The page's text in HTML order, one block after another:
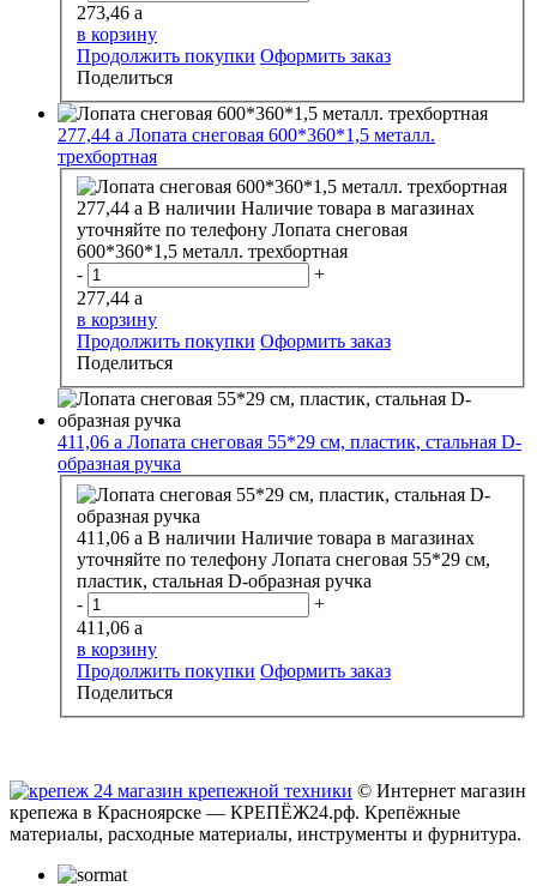
273,46 a
в корзину
Продолжить покупки Оформить заказ
Поделиться
277,44 a Лопата снеговая 600*360*1,5 металл.
трехбортная
277,44 a В наличии Наличие товара в магазинах
уточняйте по телефону Лопата снеговая
600*360*1,5 металл. трехбортная
-
+
277,44 a
в корзину
Продолжить покупки Оформить заказ
Поделиться
411,06 a Лопата снеговая 55*29 см, пластик, стальная D-
образная ручка
411,06 a В наличии Наличие товара в магазинах
уточняйте по телефону Лопата снеговая 55*29 см,
пластик, стальная D-образная ручка
-
+
411,06 a
в корзину
Продолжить покупки Оформить заказ
Поделиться
© Интернет магазин
крепежа в Красноярске — КРЕПЁЖ24.рф. Крепёжные
материалы, расходные материалы, инструменты и фурнитура.